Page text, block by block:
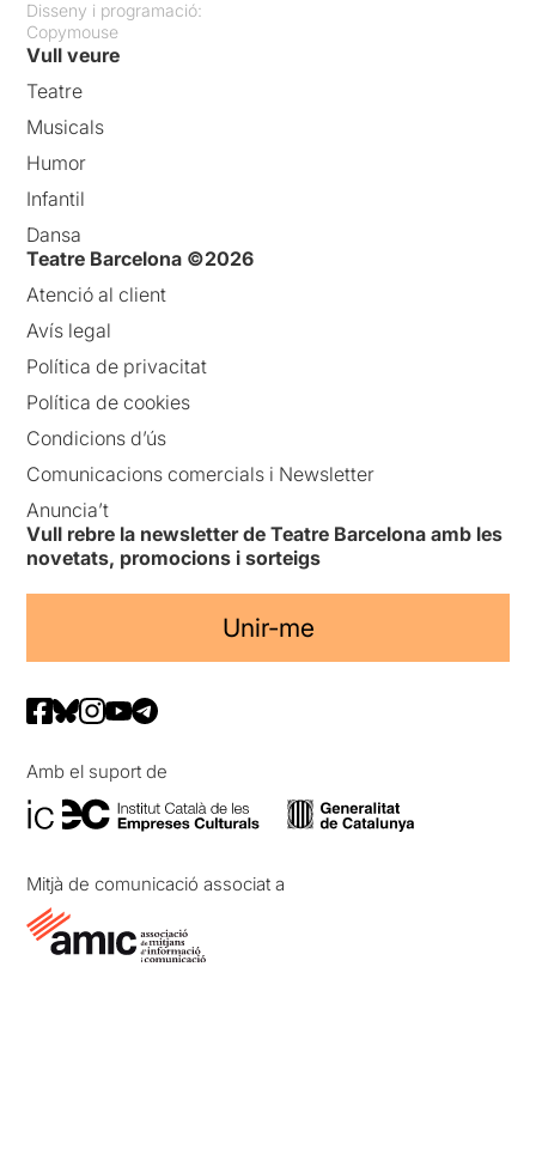
Disseny i programació:
Copymouse
Vull veure
Teatre
Musicals
Humor
Infantil
Dansa
Teatre Barcelona ©2026
Atenció al client
Avís legal
Política de privacitat
Política de cookies
Condicions d’ús
Comunicacions comercials i Newsletter
Anuncia’t
Vull rebre la newsletter de Teatre Barcelona amb les
novetats, promocions i sorteigs
Unir-me
Amb el suport de
Mitjà de comunicació associat a